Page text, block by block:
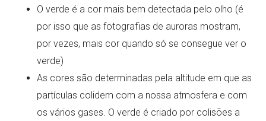
O verde é a cor mais bem detectada pelo olho (é
por isso que as fotografias de auroras mostram,
por vezes, mais cor quando só se consegue ver o
verde)
As cores são determinadas pela altitude em que as
partículas colidem com a nossa atmosfera e com
os vários gases. O verde é criado por colisões a